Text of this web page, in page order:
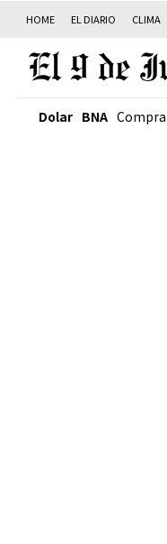
HOME EL DIARIO CLIMA
Dolar BNA Compra